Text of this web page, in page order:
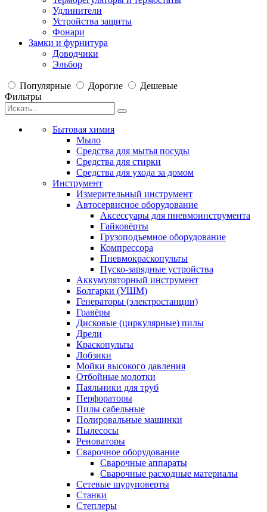
Удлинители
Устройства защиты
Фонари
Замки и фурнитура
Доводчики
Эльбор
Популярные Дорогие
Дешевые
Фильтры
Бытовая химия
Мыло
Средства для мытья посуды
Средства для стирки
Средства для ухода за домом
Инструмент
Измерительный инструмент
Автосервисное оборудование
Аксессуары для пневмоинструмента
Гайковёрты
Грузоподъемное оборудование
Компрессора
Пневмокраскопульты
Пуско-зарядные устройства
Аккумуляторный инструмент
Болгарки (УШМ)
Генераторы (электростанции)
Гравёры
Дисковые (циркулярные) пилы
Дрели
Краскопульты
Лобзики
Мойки высокого давления
Отбойные молотки
Паяльники для труб
Перфораторы
Пилы сабельные
Полировальные машинки
Пылесосы
Реноваторы
Сварочное оборудование
Сварочные аппараты
Сварочные расходные материалы
Сетевые шуруповерты
Станки
Степлеры